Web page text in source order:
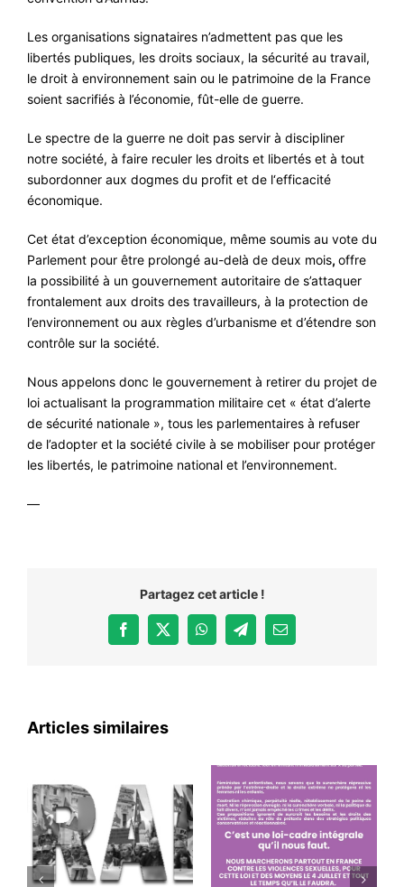
Les organisations signataires n’admettent pas que les
libertés publiques, les droits sociaux, la sécurité au travail,
le droit à environnement sain ou le patrimoine de la France
soient sacrifiés à l’économie, fût-elle de guerre.
Le spectre de la guerre ne doit pas servir à discipliner
notre société, à faire reculer les droits et libertés et à tout
subordonner aux dogmes du profit et de l‘efficacité
économique.
Cet état d’exception économique, même soumis au vote du
Parlement pour être prolongé au-delà de deux mois, offre
la possibilité à un gouvernement autoritaire de s’attaquer
frontalement aux droits des travailleurs, à la protection de
l’environnement ou aux règles d’urbanisme et d’étendre son
contrôle sur la société.
Nous appelons donc le gouvernement à retirer du projet de
loi actualisant la programmation militaire cet « état d’alerte
de sécurité nationale », tous les parlementaires à refuser
de l’adopter et la société civile à se mobiliser pour protéger
les libertés, le patrimoine national et l’environnement.
—
Partagez cet article !
Facebook
X WhatsAppTelegramEmail
Articles similaires